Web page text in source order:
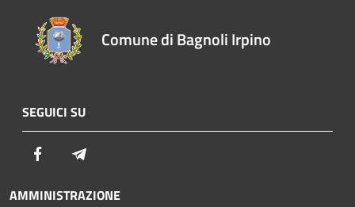
Comune di Bagnoli Irpino
SEGUICI SU
Facebook
AMMINISTRAZIONE